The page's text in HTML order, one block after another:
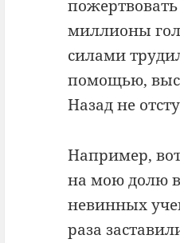
миллионы
силами
помощью,
Назад не
Например,
на мою долю
невинных
раза